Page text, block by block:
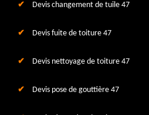
Devis changement de tuile 47
Devis fuite de toiture 47
Devis nettoyage de toiture 47
Devis pose de gouttière 47